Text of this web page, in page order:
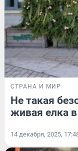
СТРАНА И МИР
Не такая
живая елка
14 декабря, 2025,